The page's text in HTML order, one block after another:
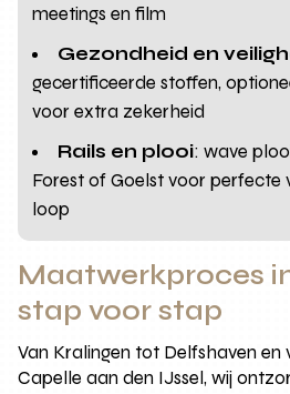
meetings en film
Gezondheid en
gecertificeerde stoffen,
voor extra zekerheid
Rails en plooi: wave
Forest of Goelst voor perfecte
loop
Maatwerkproces
stap voor stap
Van Kralingen tot Delfshaven
Capelle aan den IJssel, wij